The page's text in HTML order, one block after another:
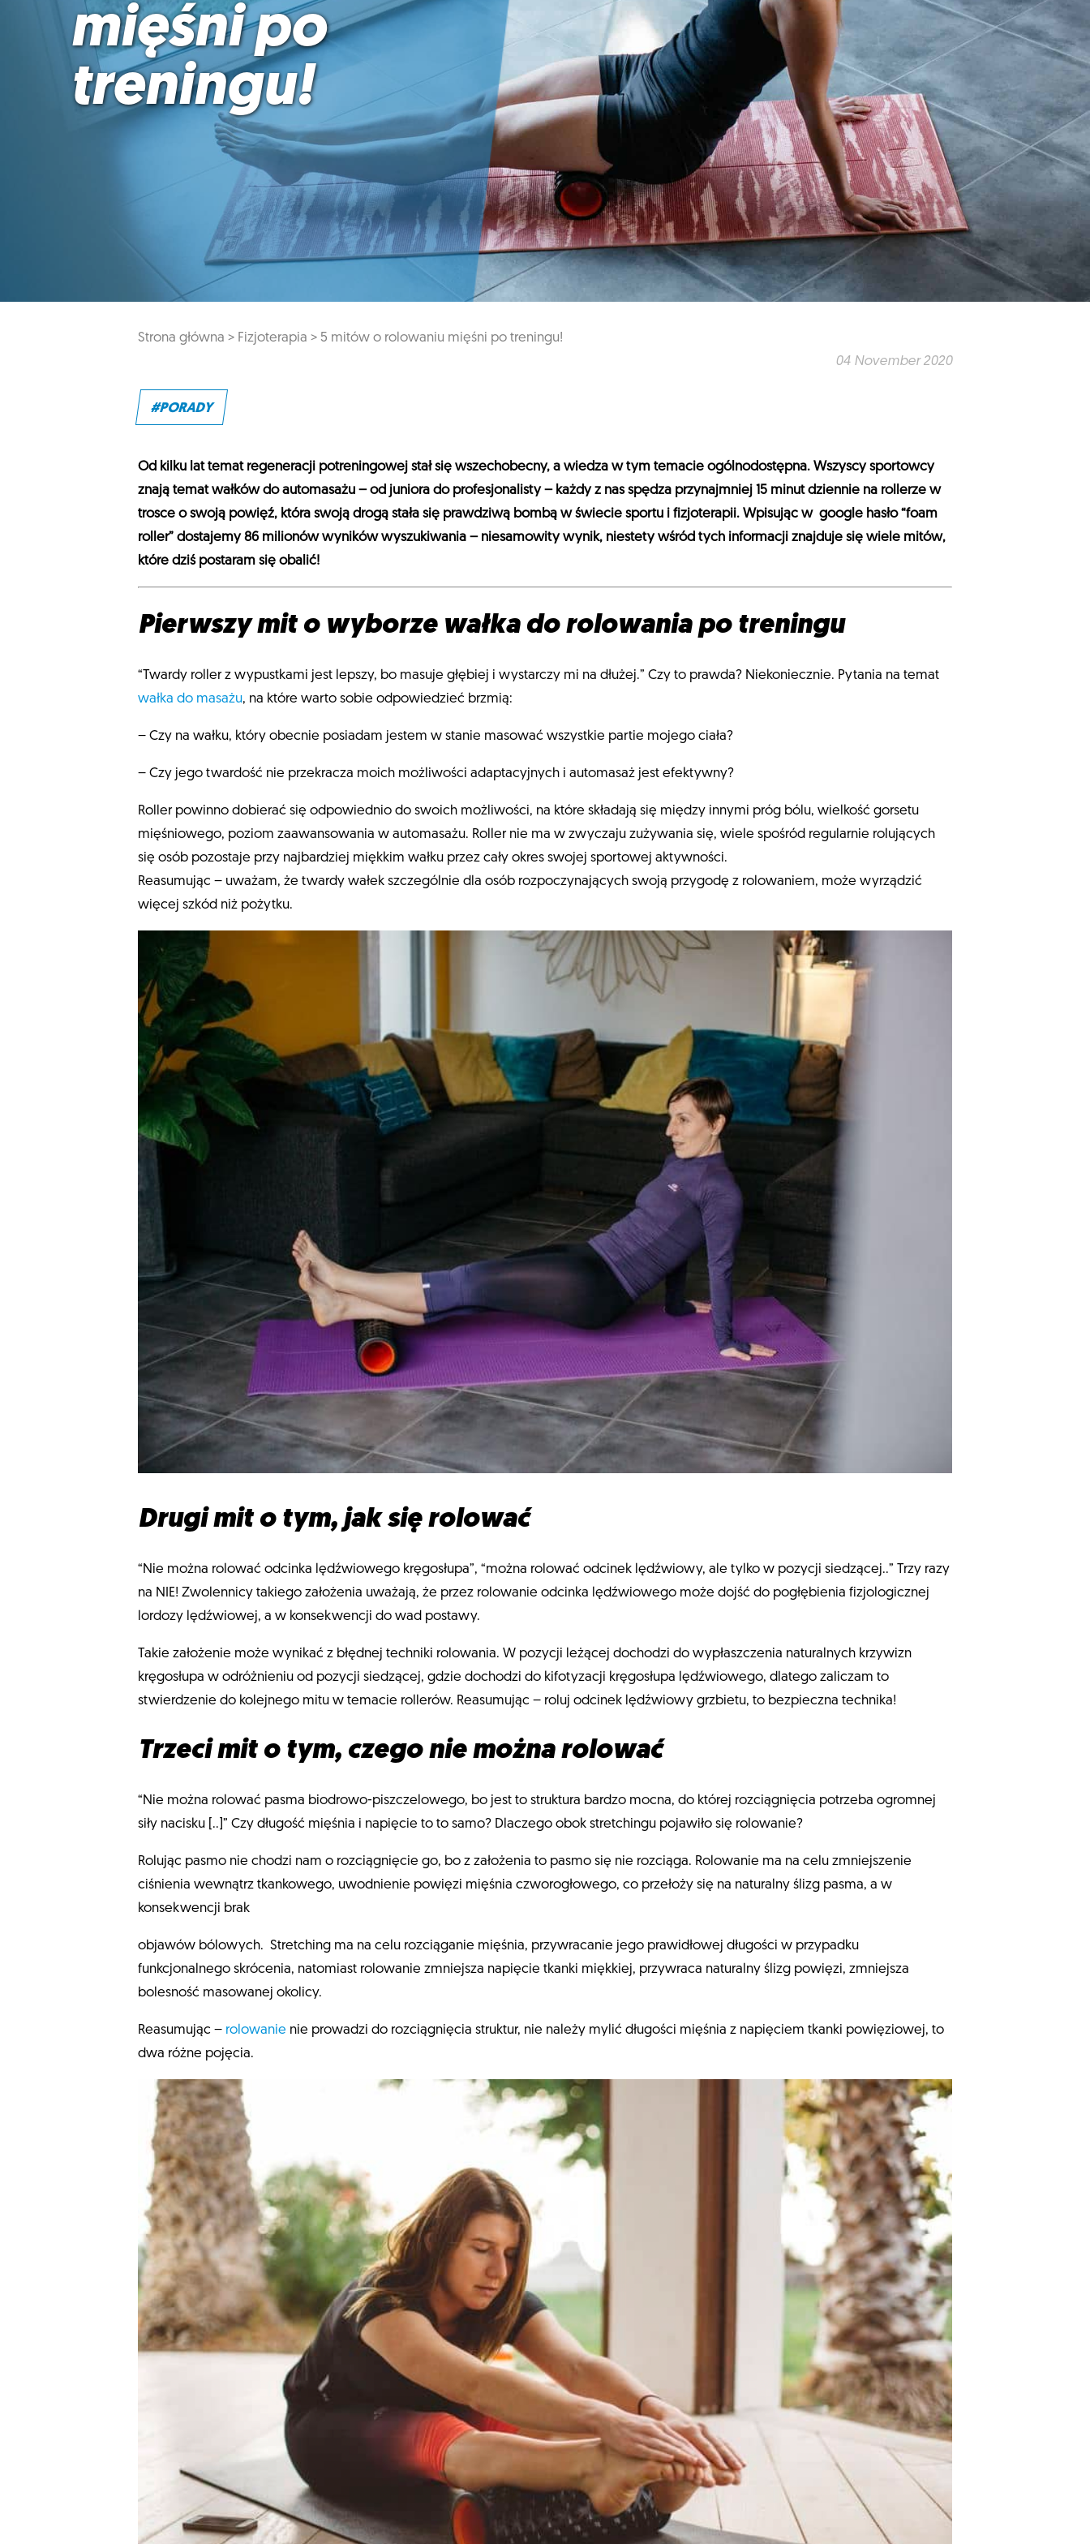
mięśni po
treningu!
Strona główna > Fizjoterapia > 5 mitów o rolowaniu mięśni po treningu!
04 November 2020
#PORADY
Od kilku lat temat regeneracji potreningowej stał się wszechobecny, a wiedza w tym temacie ogólnodostępna. Wszyscy sportowcy
znają temat wałków do automasażu – od juniora do profesjonalisty – każdy z nas spędza przynajmniej 15 minut dziennie na rollerze w
trosce o swoją powięź, która swoją drogą stała się prawdziwą bombą w świecie sportu i fizjoterapii. Wpisując w google hasło “foam
roller” dostajemy 86 milionów wyników wyszukiwania – niesamowity wynik, niestety wśród tych informacji znajduje się wiele mitów,
które dziś postaram się obalić!
Pierwszy mit o wyborze wałka do rolowania po treningu
“Twardy roller z wypustkami jest lepszy, bo masuje głębiej i wystarczy mi na dłużej.” Czy to prawda? Niekoniecznie. Pytania na temat
wałka do masażu, na które warto sobie odpowiedzieć brzmią:
– Czy na wałku, który obecnie posiadam jestem w stanie masować wszystkie partie mojego ciała?
– Czy jego twardość nie przekracza moich możliwości adaptacyjnych i automasaż jest efektywny?
Roller powinno dobierać się odpowiednio do swoich możliwości, na które składają się między innymi próg bólu, wielkość gorsetu
mięśniowego, poziom zaawansowania w automasażu. Roller nie ma w zwyczaju zużywania się, wiele spośród regularnie rolujących
się osób pozostaje przy najbardziej miękkim wałku przez cały okres swojej sportowej aktywności.
Reasumując – uważam, że twardy wałek szczególnie dla osób rozpoczynających swoją przygodę z rolowaniem, może wyrządzić
więcej szkód niż pożytku.
Drugi mit o tym, jak się rolować
“Nie można rolować odcinka lędźwiowego kręgosłupa”, “można rolować odcinek lędźwiowy, ale tylko w pozycji siedzącej..” Trzy razy
na NIE! Zwolennicy takiego założenia uważają, że przez rolowanie odcinka lędźwiowego może dojść do pogłębienia fizjologicznej
lordozy lędźwiowej, a w konsekwencji do wad postawy.
Takie założenie może wynikać z błędnej techniki rolowania. W pozycji leżącej dochodzi do wypłaszczenia naturalnych krzywizn
kręgosłupa w odróżnieniu od pozycji siedzącej, gdzie dochodzi do kifotyzacji kręgosłupa lędźwiowego, dlatego zaliczam to
stwierdzenie do kolejnego mitu w temacie rollerów. Reasumując – roluj odcinek lędźwiowy grzbietu, to bezpieczna technika!
Trzeci mit o tym, czego nie można rolować
“Nie można rolować pasma biodrowo-piszczelowego, bo jest to struktura bardzo mocna, do której rozciągnięcia potrzeba ogromnej
siły nacisku [..]” Czy długość mięśnia i napięcie to to samo? Dlaczego obok stretchingu pojawiło się rolowanie?
Rolując pasmo nie chodzi nam o rozciągnięcie go, bo z założenia to pasmo się nie rozciąga. Rolowanie ma na celu zmniejszenie
ciśnienia wewnątrz tkankowego, uwodnienie powięzi mięśnia czworogłowego, co przełoży się na naturalny ślizg pasma, a w
konsekwencji brak
objawów bólowych. Stretching ma na celu rozciąganie mięśnia, przywracanie jego prawidłowej długości w przypadku
funkcjonalnego skrócenia, natomiast rolowanie zmniejsza napięcie tkanki miękkiej, przywraca naturalny ślizg powięzi, zmniejsza
bolesność masowanej okolicy.
Reasumując – rolowanie nie prowadzi do rozciągnięcia struktur, nie należy mylić długości mięśnia z napięciem tkanki powięziowej, to
dwa różne pojęcia.